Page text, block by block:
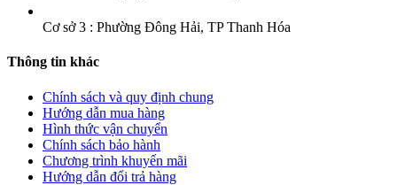
Cơ sở 3 : Phường Đông Hải, TP Thanh Hóa
Thông tin khác
Chính sách và quy định chung
Hướng dẫn mua hàng
Hình thức vận chuyển
Chính sách bảo hành
Chương trình khuyến mãi
Hướng dẫn đổi trả hàng